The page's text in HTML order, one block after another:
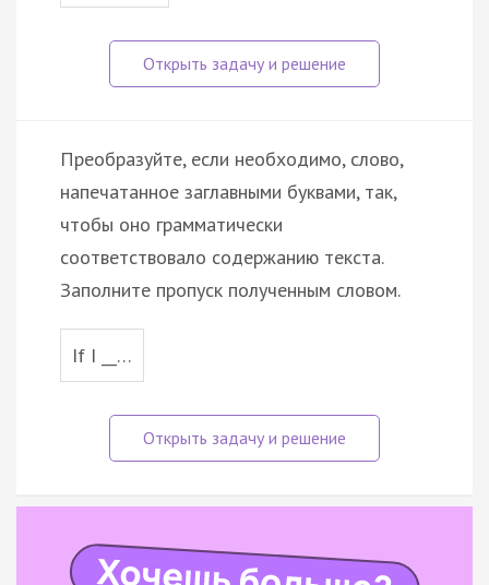
Преобразуйте, если необходимо, слово,
напечатанное заглавными буквами, так,
чтобы оно грамматически
соответствовало содержанию текста.
Заполните пропуск полученным словом.
If I __…